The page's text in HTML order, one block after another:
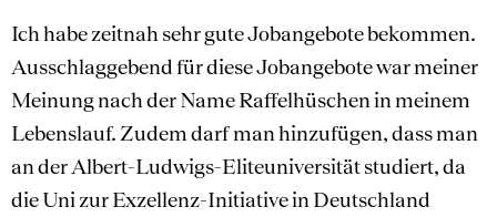
Ich habe zeitnah sehr gute Jobangebote bekommen.
Ausschlaggebend für diese Jobangebote war meiner
Meinung nach der Name Raffelhüschen in meinem
Lebenslauf. Zudem darf man hinzufügen, dass man
an der Albert-Ludwigs-Eliteuniversität studiert, da
die Uni zur Exzellenz-Initiative in Deutschland